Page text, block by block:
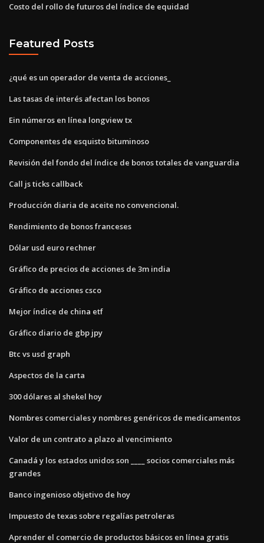
Costo del rollo de futuros del índice de equidad
Featured Posts
¿qué es un operador de venta de acciones_
Las tasas de interés afectan los bonos
Ein números en línea longview tx
Componentes de esquisto bituminoso
Revisión del fondo del índice de bonos totales de vanguardia
Call js ticks callback
Producción diaria de aceite no convencional.
Rendimiento de bonos franceses
Dólar usd euro rechner
Gráfico de precios de acciones de 3m india
Gráfico de acciones csco
Mejor índice de china etf
Gráfico diario de gbp jpy
Btc vs usd graph
Aspectos de la carta
300 dólares al shekel hoy
Nombres comerciales y nombres genéricos de medicamentos
Valor de un contrato a plazo al vencimiento
Canadá y los estados unidos son ____ socios comerciales más
grandes
Banco ingenioso objetivo de hoy
Impuesto de texas sobre regalías petroleras
Aprender el comercio de productos básicos en línea gratis